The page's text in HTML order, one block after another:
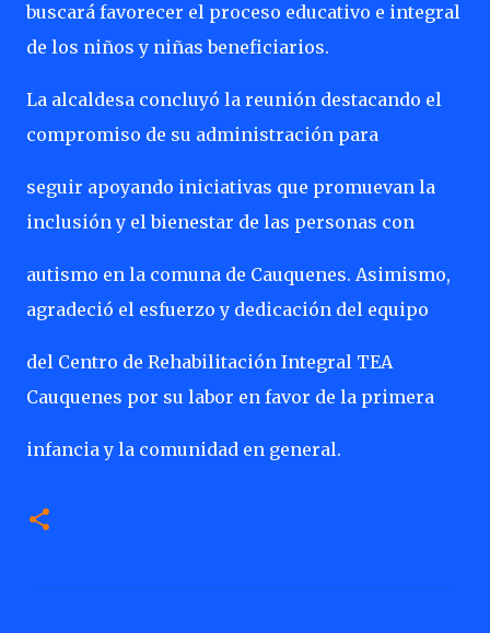
buscará favorecer el proceso educativo e integral
de los niños y niñas beneficiarios.
La alcaldesa concluyó la reunión destacando el
compromiso de su administración para
seguir apoyando iniciativas que promuevan la
inclusión y el bienestar de las personas con
autismo en la comuna de Cauquenes. Asimismo,
agradeció el esfuerzo y dedicación del equipo
del Centro de Rehabilitación Integral TEA
Cauquenes por su labor en favor de la primera
infancia y la comunidad en general.